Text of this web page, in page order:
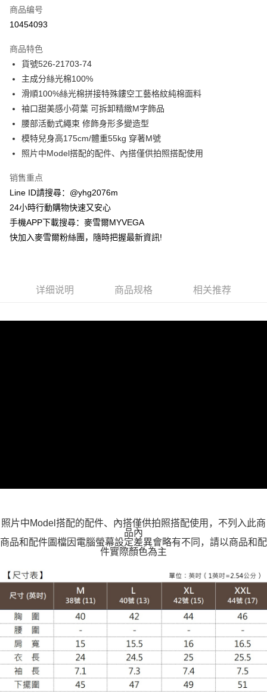
信用卡分期付款
合作金库商业银行
华南商业银行
上海商业储蓄银行
国泰世华商业银行
兆丰国际商业银行
台湾中小企业银行
台中商业银行
汇丰（台湾）商业银行
华泰商业银行
联邦商业银行
元大商业银行
永丰商业银行
玉山商业银行
星展（台湾）商业银行
台湾乐天信用卡公司
超商取货付款
LINE Pay
Apple Pay
街口支付
货到付款
运送方式
全家取貨付款
每笔NT$100，满NT$599(含以上)免运费
每笔NT$120
商品编号
10454093
商品特色
貨號526-21703-74
主成分絲光棉100%
滑順100%絲光棉拼接特殊鏤空工藝格紋純棉面料
袖口甜美感小荷葉 可拆卸精緻M字飾品
腰部活動式繩束 修飾身形多變造型
模特兒身高175cm/體重55kg 穿著M號
照片中Model搭配的配件、內搭僅供拍照搭配使用
销售重点
Line ID請搜尋：@yhg2076m
24小時行動購物快速又安心
手機APP下載搜尋：麥雪爾MYVEGA
快加入麥雪爾粉絲團，隨時把握最新資訊!
详细说明 商品规格 相关推荐
照片中Model搭配的配件、內搭僅供拍照搭配使用，不列入此商
品內
商品和配件圖檔因電腦螢幕設定差異會略有不同，請以商品和配
件實際顏色為主